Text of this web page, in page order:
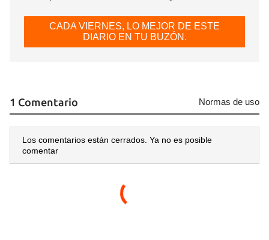
CADA VIERNES, LO MEJOR DE ESTE
DIARIO EN TU BUZÓN.
1 Comentario Normas de uso
Los comentarios están cerrados. Ya no es posible
comentar